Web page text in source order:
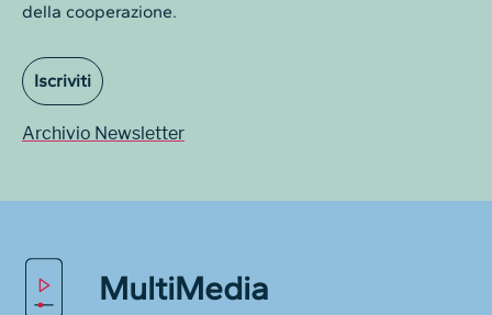
della cooperazione.
Iscriviti
Archivio Newsletter
MultiMedia